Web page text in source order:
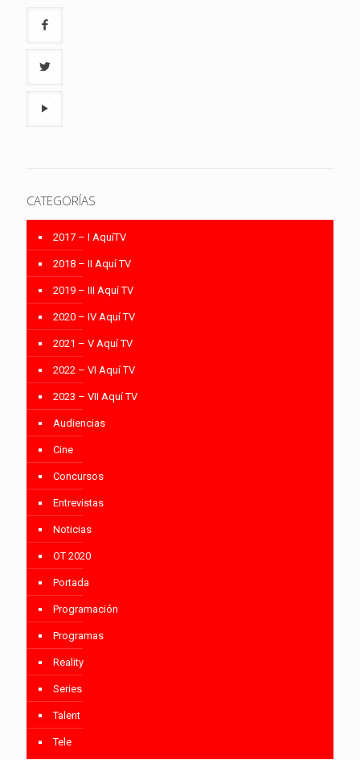
CATEGORÍAS
2017 – I AquíTV
2018 – II Aquí TV
2019 – III Aquí TV
2020 – IV Aquí TV
2021 – V Aquí TV
2022 – VI Aquí TV
2023 – VII Aquí TV
Audiencias
Cine
Concursos
Entrevistas
Noticias
OT 2020
Portada
Programación
Programas
Reality
Series
Talent
Tele